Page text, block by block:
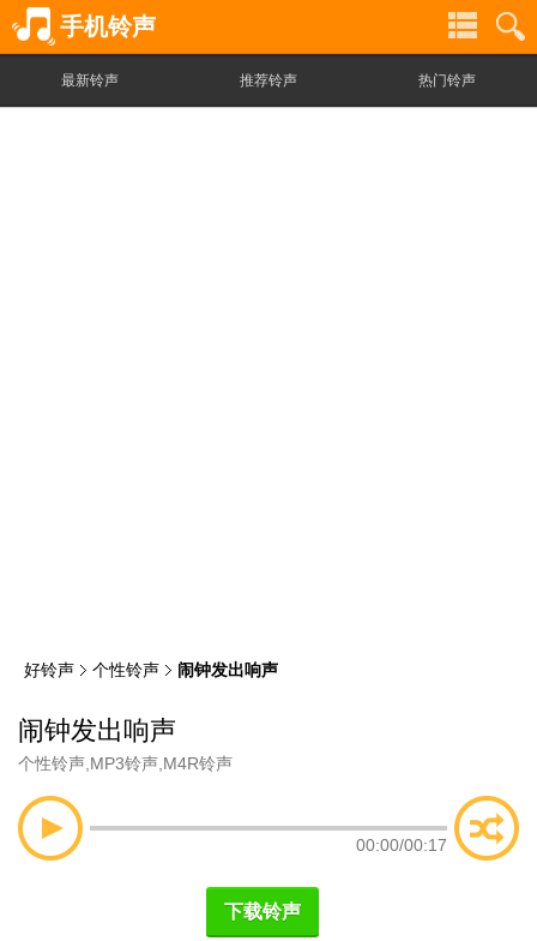
手机铃声
最新铃声 推荐铃声 热门铃声
好铃声 个性铃声 闹钟发出响声
闹钟发出响声
个性铃声 MP3铃声 M4R铃声
00:00/00:17
下载铃声